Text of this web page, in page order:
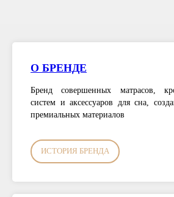
О БРЕНДЕ
Бренд совершенных матрасов,
систем и аксессуаров для сна,
премиальных материалов
ИСТОРИЯ БРЕНДА